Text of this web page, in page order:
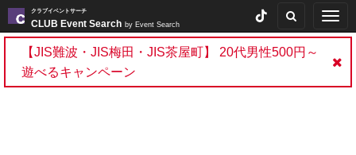
クラブイベントサーチ
CLUB Event Search by Event Search
【JIS難波・JIS梅田・JIS茶屋町】 20代男性500円～
遊べるキャンペーン